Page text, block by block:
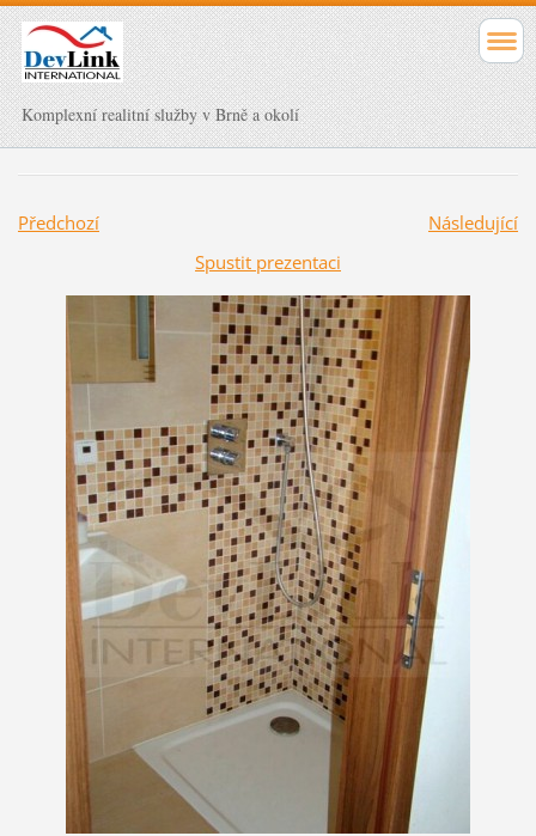
Komplexní realitní služby v Brně a okolí
Předchozí
Následující
Spustit prezentaci